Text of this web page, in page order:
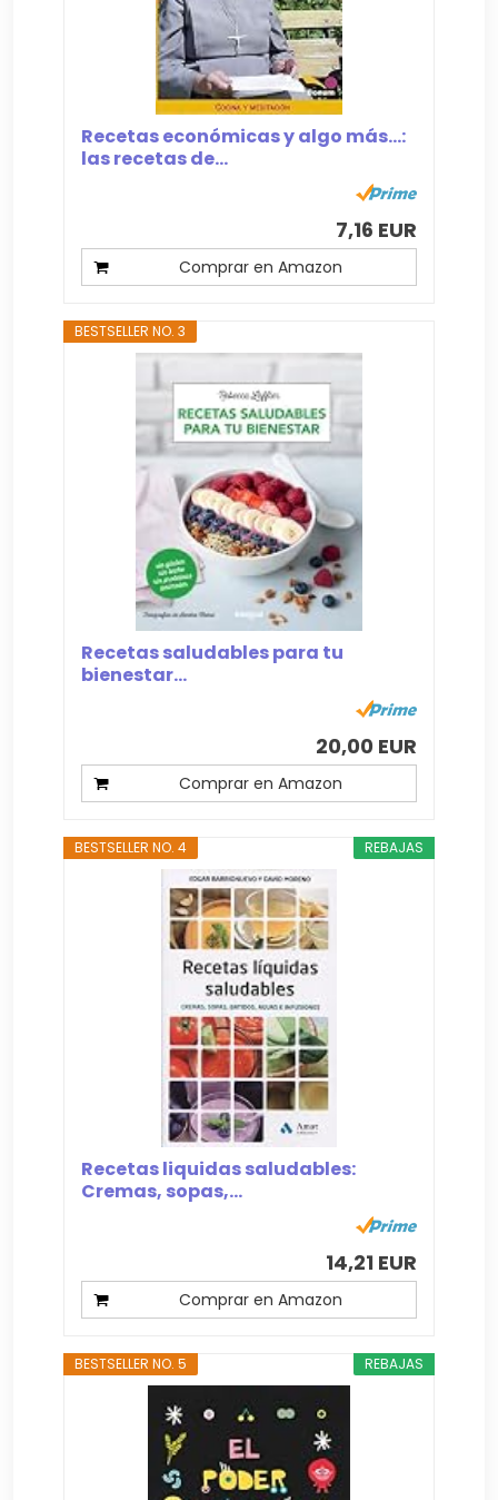
Recetas económicas y algo más…:
las recetas de...
7,16 EUR
Comprar en Amazon
BESTSELLER NO. 3
Recetas saludables para tu
bienestar...
20,00 EUR
Comprar en Amazon
REBAJAS
BESTSELLER NO. 4
Recetas liquidas saludables:
Cremas, sopas,...
14,21 EUR
Comprar en Amazon
REBAJAS
BESTSELLER NO. 5